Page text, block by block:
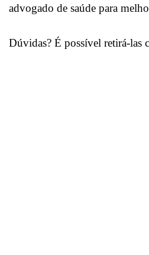
advogado de saúde para
Dúvidas? É possível retirá-las c